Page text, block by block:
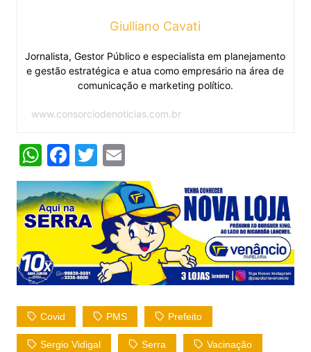
Giulliano Cavati
Jornalista, Gestor Público e especialista em planejamento
e gestão estratégica e atua como empresário na área de
comunicação e marketing político.
www.consorciodenoticias.com.br
W
h
at
s
A
p
p
F
a
c
e
o
o
k
T
w
itt
er
E
m
ai
l
Covid PMS Prefeito
Sergio Vidigal Serra Vacinação